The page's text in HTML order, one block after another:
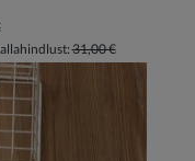
allahindlust:31,00 €